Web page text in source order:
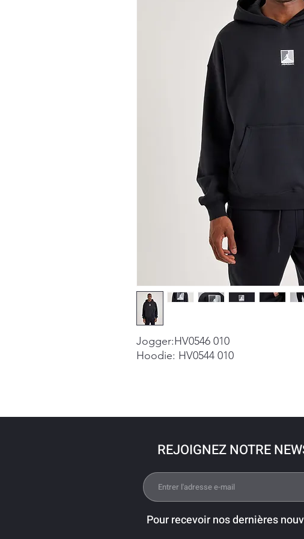
Jogger:HV0546 010
Hoodie: HV0544 010
REJOIGNEZ NOTRE
Pour recevoir nos dernières